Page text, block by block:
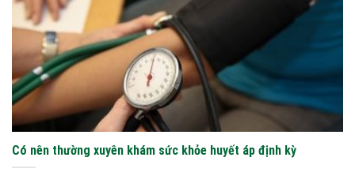
Có nên thường xuyên khám sức khỏe huyết áp định kỳ